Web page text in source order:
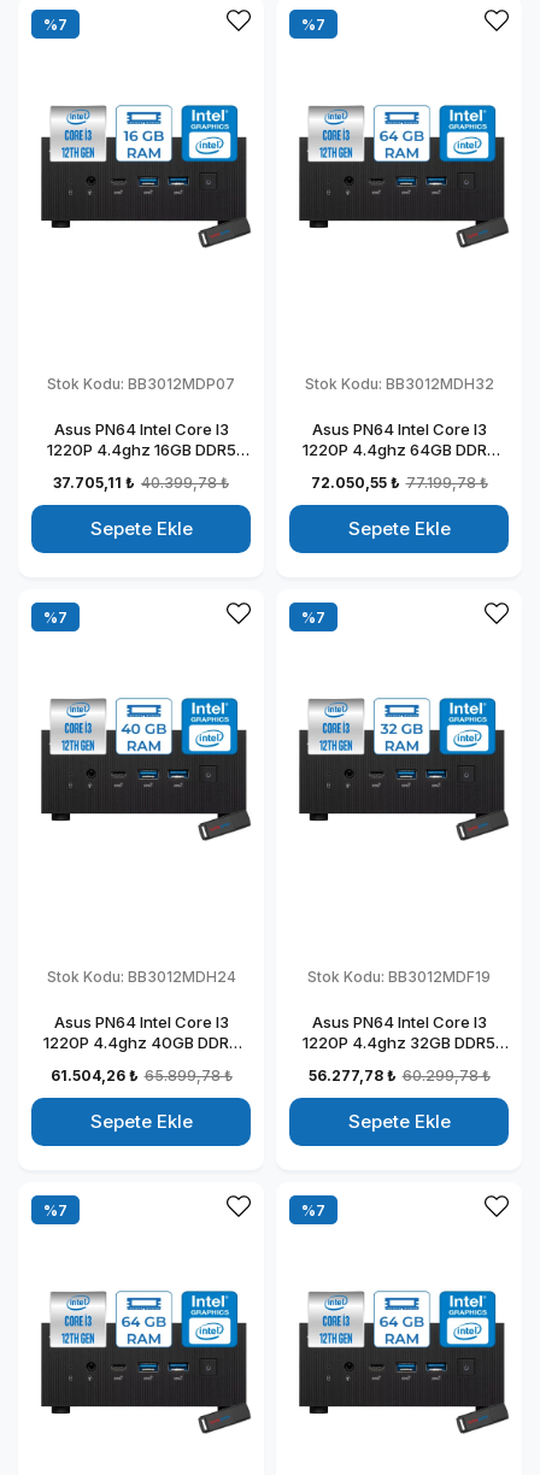
Stok Kodu: BB3012MDP07
Asus PN64 Intel Core I3
1220P 4.4ghz 16GB DDR5
Graphics Windows 11 Pro
Kurumsal Mini Bilgisayar
BB3012MDP07
37.705,11 ₺ 40.399,78 ₺
Sepete Ekle
%7
Stok Kodu: BB3012MDH32
Asus PN64 Intel Core I3
1220P 4.4ghz 64GB DDR5
Graphics Windows 11 Home
Kurumsal Mini Bilgisayar
BB3012MDH32
72.050,55 ₺ 77.199,78 ₺
Sepete Ekle
%7
Stok Kodu: BB3012MDH24
Asus PN64 Intel Core I3
1220P 4.4ghz 40GB DDR5
Windows 11 Home Kurumsal
Mini Bilgisayar
BB3012MDH24
61.504,26 ₺ 65.899,78 ₺
Sepete Ekle
%7
Stok Kodu: BB3012MDF19
Asus PN64 Intel Core I3
1220P 4.4ghz 32GB DDR5
Freedos Kurumsal Mini
Bilgisayar BB3012MDF19
56.277,78 ₺ 60.299,78 ₺
Sepete Ekle
%7
%7 %7